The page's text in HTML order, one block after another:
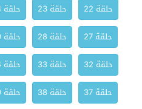
حلقة 22
حلقة 23 حلقة 24
حلقة 27
حلقة 28 حلقة 29
حلقة 32
حلقة 33 حلقة 34
حلقة 37
حلقة 38 حلقة 39